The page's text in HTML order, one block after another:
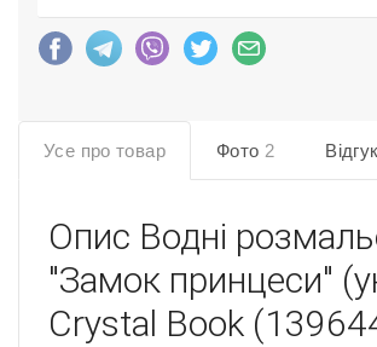
Усе про товар Фото 2
Опис Водні
"Замок принцеси"
Crystal Book